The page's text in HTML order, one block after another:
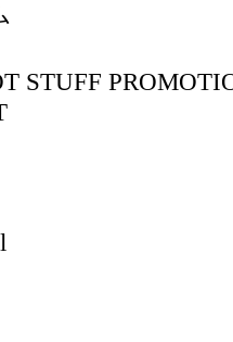
STUFF